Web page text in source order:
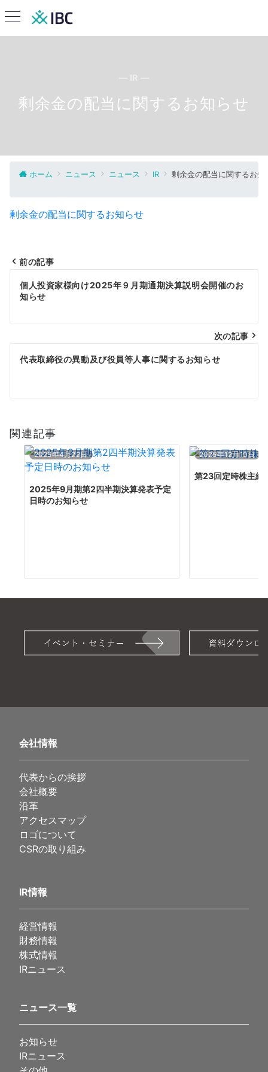
剰余金の配当に関するお知らせ
ホーム ニュース ニュース IR 剰余金の配当に関するお知
剰余金の配当に関するお知らせ
投
稿
ナ
ビ
ゲ
ー
ョ
ン
前の記事
個人投資家様向け2025年９月期通期決算説明会開催のお
知らせ
次の記事
代表取締役の異動及び役員等人事に関するお知らせ
関連記事
2025年4月22日
2025年9月期第2四半期決算発表予定
日時のお知らせ
2025年12月19日
第23回定時株主総
会社情報
代表からの挨拶
会社概要
沿革
アクセスマップ
ロゴについて
CSRの取り組み
IR情報
経営情報
財務情報
株式情報
IRニュース
ニュース一覧
お知らせ
IRニュース